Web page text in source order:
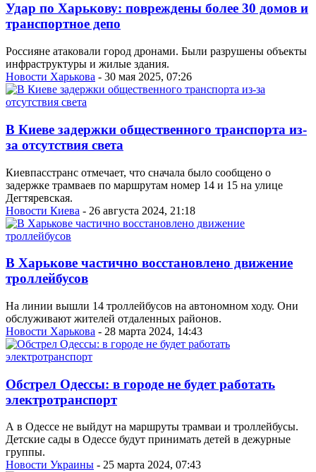
Удар по Харькову: повреждены более 30 домов и
транспортное депо
Россияне атаковали город дронами. Были разрушены объекты
инфраструктуры и жилые здания.
Новости Харькова - 30 мая 2025, 07:26
В Киеве задержки общественного транспорта из-
за отсутствия света
Киевпасстранс отмечает, что сначала было сообщено о
задержке трамваев по маршрутам номер 14 и 15 на улице
Дегтяревская.
Новости Киева - 26 августа 2024, 21:18
В Харькове частично восстановлено движение
троллейбусов
На линии вышли 14 троллейбусов на автономном ходу. Они
обслуживают жителей отдаленных районов.
Новости Харькова - 28 марта 2024, 14:43
Обстрел Одессы: в городе не будет работать
электротранспорт
А в Одессе не выйдут на маршруты трамваи и троллейбусы.
Детские сады в Одессе будут принимать детей в дежурные
группы.
Новости Украины - 25 марта 2024, 07:43